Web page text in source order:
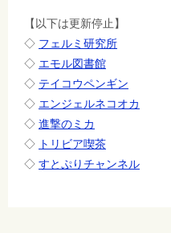
【以下は更新停止】
◇ フェルミ研究所
◇ エモル図書館
◇ テイコウペンギン
◇ エンジェルネコオカ
◇ 進撃のミカ
◇ トリビア喫茶
◇ すとぷりチャンネル